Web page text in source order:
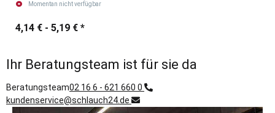
Momentan nicht verfügbar
4,14 € - 5,19 € *
Ihr Beratungsteam ist für sie da
Beratungsteam02 16 6 - 621 660 0
kundenservice@schlauch24.de